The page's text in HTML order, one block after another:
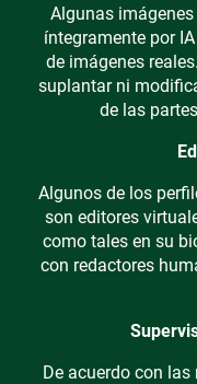
Algunas
íntegramente por
de imágenes
suplantar ni
de las
Algunos de los
son editores
como tales en su
con redactores
De acuerdo con